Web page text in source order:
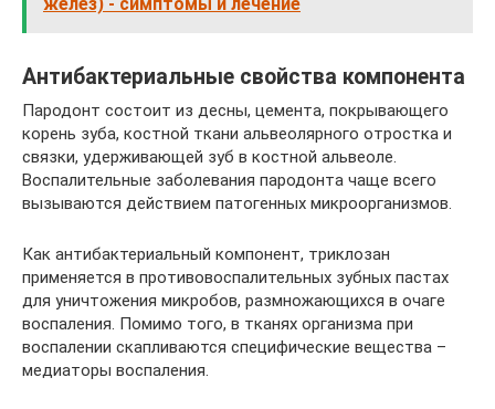
Антибактериальные свойства компонента
Пародонт состоит из десны, цемента, покрывающего
корень зуба, костной ткани альвеолярного отростка и
связки, удерживающей зуб в костной альвеоле.
Воспалительные заболевания пародонта чаще всего
вызываются действием патогенных микроорганизмов.
Как антибактериальный компонент, триклозан
применяется в противовоспалительных зубных пастах
для уничтожения микробов, размножающихся в очаге
воспаления. Помимо того, в тканях организма при
воспалении скапливаются специфические вещества –
медиаторы воспаления.